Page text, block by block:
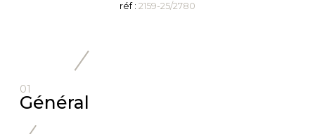
réf : 2159-25/2780
01
Général